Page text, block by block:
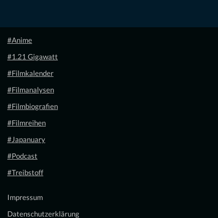
#Anime
#1.21 Gigawatt
#Filmkalender
#Filmanalysen
#Filmbiografien
#Filmreihen
#Japanuary
#Podcast
#Treibstoff
Impressum
Datenschutzerklärung